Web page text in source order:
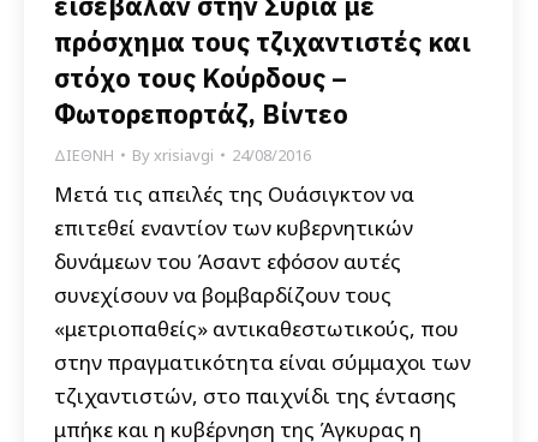
πρόσχημα τους τζιχαντιστές και
στόχο τους Κούρδους –
Φωτορεπορτάζ, Βίντεο
ΔΙΕΘΝΗ Byxrisiavgi 24/08/2016
Μετά τις απειλές της Ουάσιγκτον να
επιτεθεί εναντίον των κυβερνητικών
δυνάμεων του Άσαντ εφόσον αυτές
συνεχίσουν να βομβαρδίζουν τους
«μετριοπαθείς» αντικαθεστωτικούς, που
στην πραγματικότητα είναι σύμμαχοι των
τζιχαντιστών, στο παιχνίδι της έντασης
μπήκε και η κυβέρνηση της Άγκυρας η